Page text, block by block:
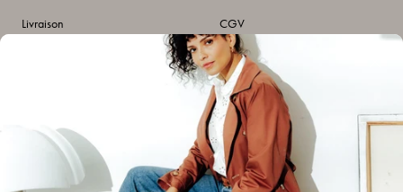
Livraison
Mon compte
CGV
Données personnelles
Vos avis
A propos de nous